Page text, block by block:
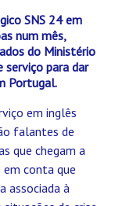
SNS 24 em
num mês,
do Ministério
serviço para dar
Portugal.
em inglês
falantes de
que chegam a
em conta que
associada à